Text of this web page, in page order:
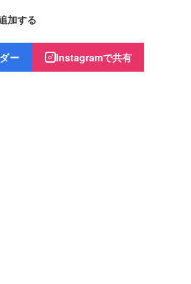
加する
ー Instagramで共有